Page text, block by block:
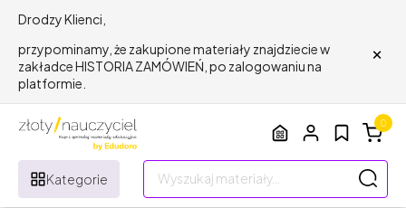
Drodzy Klienci,
przypominamy, że zakupione materiały znajdziecie w
zakładce HISTORIA ZAMÓWIEŃ, po zalogowaniu na
platformie.
×
Kategorie
0